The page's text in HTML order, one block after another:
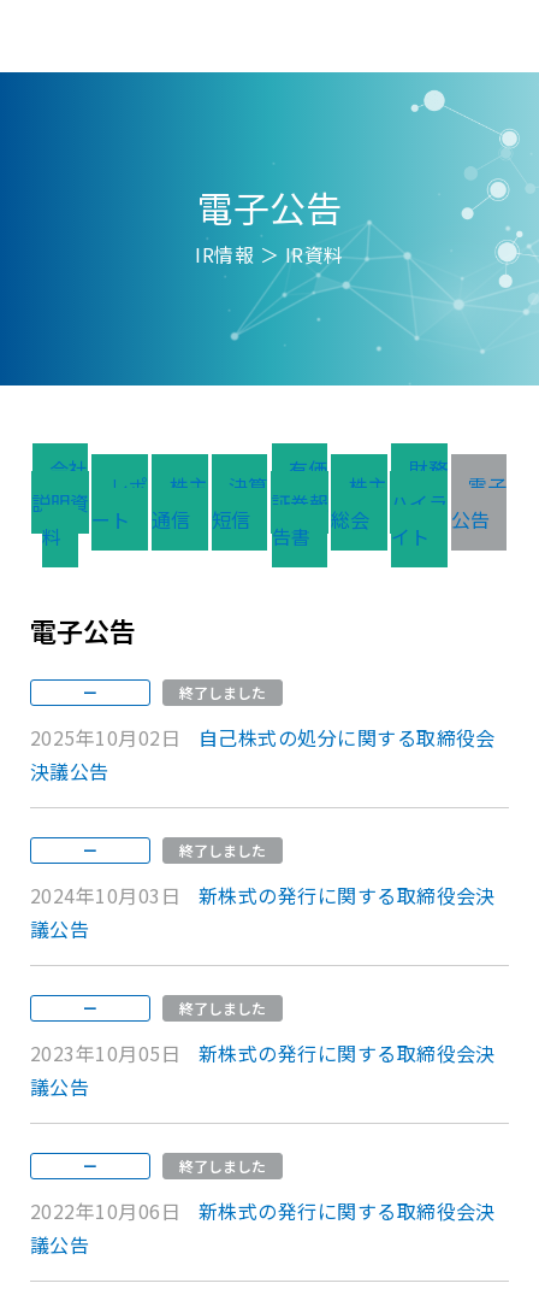
電子公告
IR情報 ＞ IR資料
会社
説明資
料
レポ
ート
株主
通信
決算
短信
有価
証券報
告書
株主
総会
財務
ハイラ
イト
電子
公告
電子公告
ー 終了しました
2025年10月02日
自己株式の処分に関する取締役会
決議公告
ー 終了しました
2024年10月03日
新株式の発行に関する取締役会決
議公告
ー 終了しました
2023年10月05日
新株式の発行に関する取締役会決
議公告
ー 終了しました
2022年10月06日
新株式の発行に関する取締役会決
議公告